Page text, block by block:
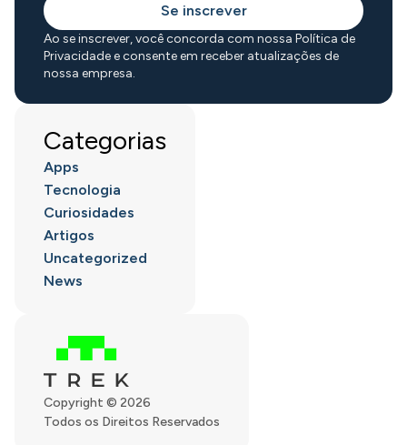
Copyright © 2026
Todos os Direitos Reservados
Se inscrever
Ao se inscrever, você concorda com nossa Política de
Privacidade e consente em receber atualizações de
nossa empresa.
Categorias
Apps
Tecnologia
Curiosidades
Artigos
Uncategorized
News